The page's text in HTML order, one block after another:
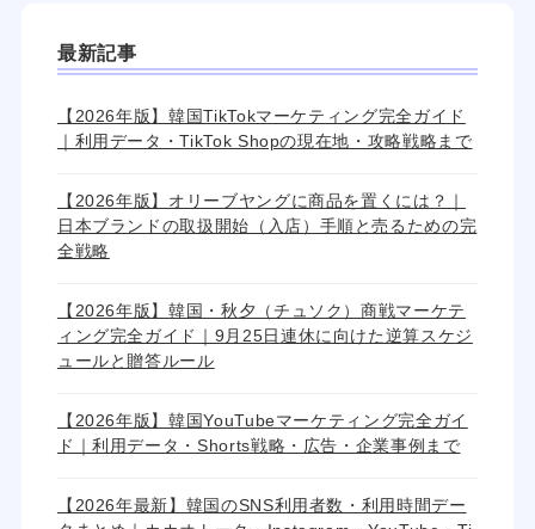
最新記事
【2026年版】韓国TikTokマーケティング完全ガイド
｜利用データ・TikTok Shopの現在地・攻略戦略まで
【2026年版】オリーブヤングに商品を置くには？｜
日本ブランドの取扱開始（入店）手順と売るための完
全戦略
【2026年版】韓国・秋夕（チュソク）商戦マーケテ
ィング完全ガイド｜9月25日連休に向けた逆算スケジ
ュールと贈答ルール
【2026年版】韓国YouTubeマーケティング完全ガイ
ド｜利用データ・Shorts戦略・広告・企業事例まで
【2026年最新】韓国のSNS利用者数・利用時間デー